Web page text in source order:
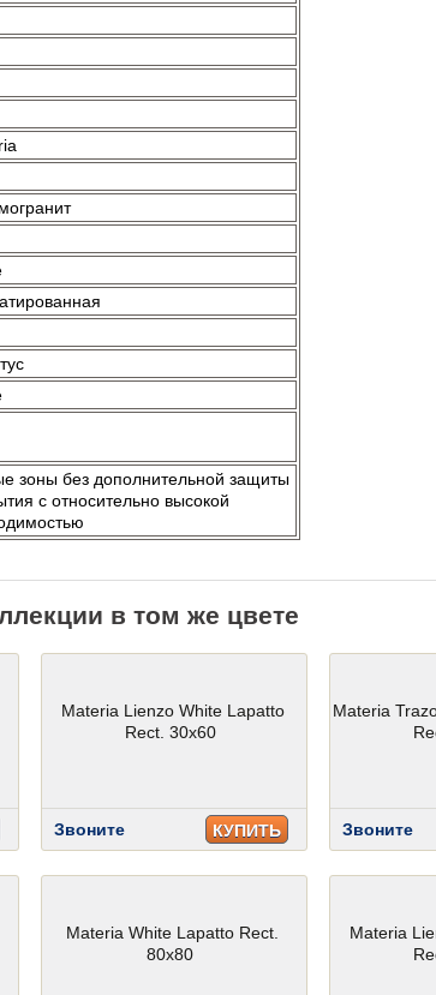
зоны без дополнительной защиты
с относительно высокой
в том же цвете
Materia Lienzo White Lapatto
Rect. 30x60
Звоните КУПИТЬ
Materia
Звоните
Materia White Lapatto Rect.
80x80
Materia